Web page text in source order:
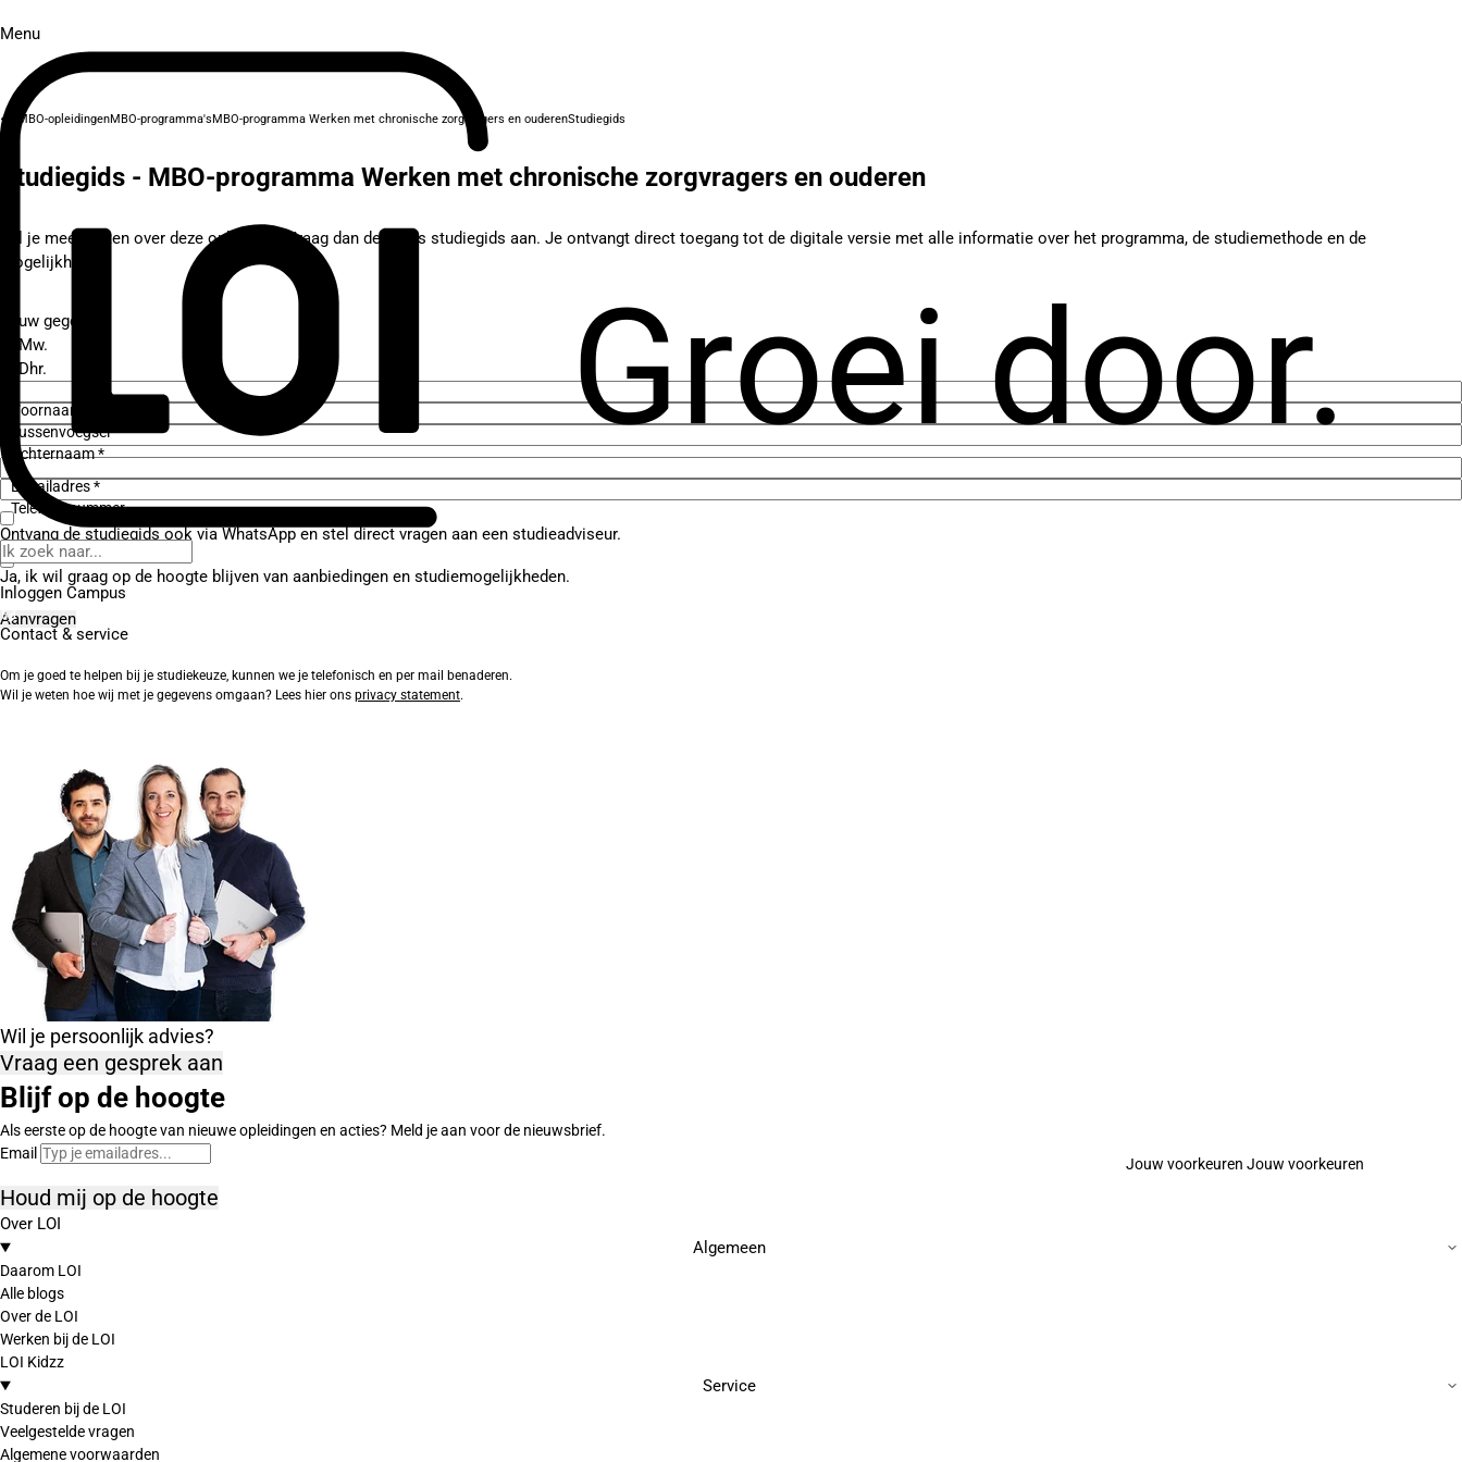
Menu
Groei door.
Inloggen Campus
Contact & service
MBO-opleidingenMBO-programma'sMBO-programma Werken met chronische zorgvragers en ouderenStudiegids
Studiegids - MBO-programma Werken met chronische zorgvragers en ouderen
Wil je meer weten over deze opleiding? Vraag dan de gratis studiegids aan. Je ontvangt direct toegang tot de digitale versie met alle informatie over het programma, de studiemethode en de
mogelijkheden.
Jouw gegevens
Mw.
Dhr.
Voornaam *
Tussenvoegsel
Achternaam *
E-mailadres *
Telefoonnummer
Ontvang de studiegids ook via WhatsApp en stel direct vragen aan een studieadviseur.
Ja, ik wil graag op de hoogte blijven van aanbiedingen en studiemogelijkheden.
Om je goed te helpen bij je studiekeuze, kunnen we je telefonisch en per mail benaderen.
Wil je weten hoe wij met je gegevens omgaan? Lees hier ons privacy statement.
Wil je persoonlijk advies?
Vraag een gesprek aan
Blijf op de hoogte
Als eerste op de hoogte van nieuwe opleidingen en acties? Meld je aan voor de nieuwsbrief.
Email
Jouw voorkeuren
Houd mij op de hoogte
Over LOI
Algemeen
Daarom LOI
Alle blogs
Over de LOI
Werken bij de LOI
LOI Kidzz
Service
Studeren bij de LOI
Veelgestelde vragen
Algemene voorwaarden